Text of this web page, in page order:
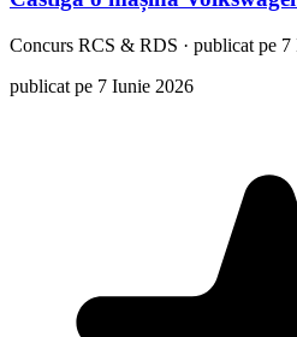
Concurs RCS & RDS · publicat pe 7
publicat pe 7 Iunie 2026